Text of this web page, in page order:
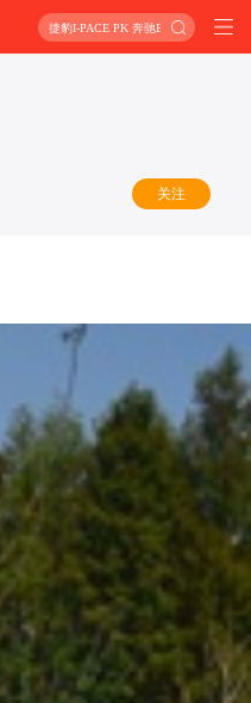
捷豹I-PACE PK 奔驰EQC
关注